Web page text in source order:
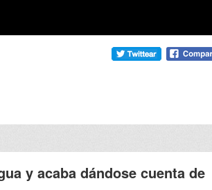
y acaba dándose cuenta de